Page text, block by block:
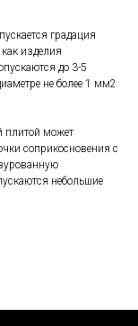
градация
изделия
до 3-5
не более 1 мм2
плитой может
соприкосновения с
небольшие